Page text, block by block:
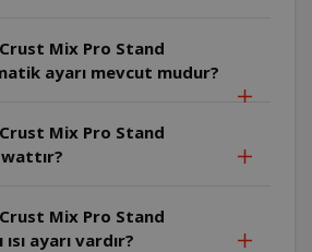
ayarı mevcut mudur?
ayarı vardır?